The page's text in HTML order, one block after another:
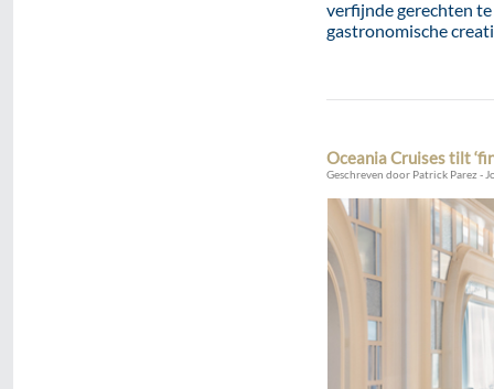
verfijnde gerechten
gastronomische
Oceania Cruises tilt
Geschreven door Patrick Parez -